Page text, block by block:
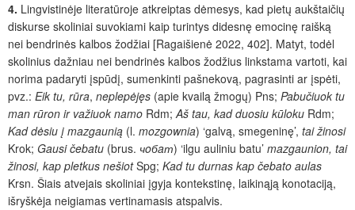
4. Lingvistinėje literatūroje atkreiptas dėmesys, kad pietų aukštaičių
diskurse skoliniai suvokiami kaip turintys didesnę emocinę raišką
nei bendrinės kalbos žodžiai [Ragaišienė 2022, 402]. Matyt, todėl
skolinius dažniau nei bendrinės kalbos žodžius linkstama vartoti, kai
norima padaryti įspūdį, sumenkinti pašnekovą, pagrasinti ar įspėti,
pvz.: Eik tu, rūra, neplepėjęs (apie kvailą žmogų) Pns; Pabučiuok tu
man rūron ir važiuok namo Rdm;Aš tau, kad duosiu kūloku Rdm;
Kad dėsiu į mazgaunią (l. mozgownia) ‘galvą, smegeninę’, tai žinosi
Krok; Gausi čebatu (brus. чoбaт) ‘ilgu auliniu batu’ mazgaunion, tai
žinosi, kap pletkus nešiotSpg; Kad tu durnas kap čebato aulas
Krsn. Šiais atvejais skoliniai įgyja kontekstinę, laikinąją konotaciją,
išryškėja neigiamas vertinamasis atspalvis.